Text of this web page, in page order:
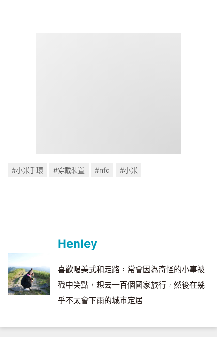
#小米手環 #穿戴裝置 #nfc #小米
Henley
喜歡喝美式和走路，常會因為奇怪的小事被
戳中笑點，想去一百個國家旅行，然後在幾
乎不太會下雨的城市定居